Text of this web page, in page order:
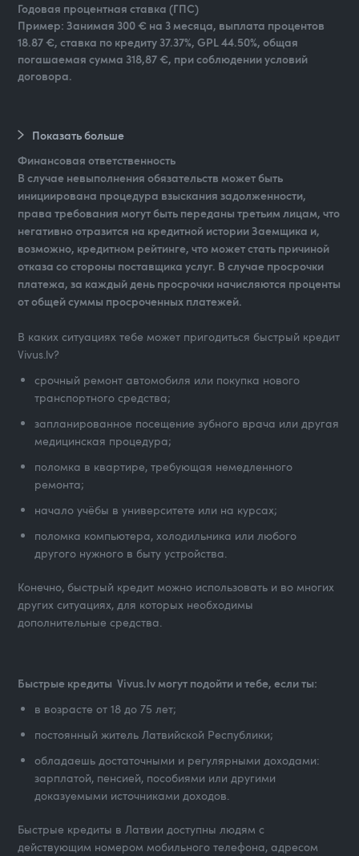
Годовая процентная ставка (ГПС)
Пример: Занимая 300 € на 3 месяца, выплата процентов
18.87 €, ставка по кредиту 37.37%, GPL 44.50%, общая
погашаемая сумма 318,87 €, при соблюдении условий
договора.
Показать больше
Финансовая ответственность
В случае невыполнения обязательств может быть
инициирована процедура взыскания задолженности,
права требования могут быть переданы третьим лицам, что
негативно отразится на кредитной истории Заемщика и,
возможно, кредитном рейтинге, что может стать причиной
отказа со стороны поставщика услуг. В случае просрочки
платежа, за каждый день просрочки начисляются проценты
от общей суммы просроченных платежей.
В каких ситуациях тебе может пригодиться быстрый кредит
Vivus.lv?
срочный ремонт автомобиля или покупка нового
транспортного средства;
запланированное посещение зубного врача или другая
медицинская процедура;
поломка в квартире, требующая немедленного
ремонта;
начало учёбы в университете или на курсах;
поломка компьютера, холодильника или любого
другого нужного в быту устройства.
Конечно, быстрый кредит можно использовать и во многих
других ситуациях, для которых необходимы
дополнительные средства.
Быстрые кредиты Vivus.lv могут подойти и тебе, если ты:
в возрасте от 18 до 75 лет;
постоянный житель Латвийской Республики;
обладаешь достаточными и регулярными доходами:
зарплатой, пенсией, пособиями или другими
доказуемыми источниками доходов.
Быстрые кредиты в Латвии доступны людям с
действующим номером мобильного телефона, адресом